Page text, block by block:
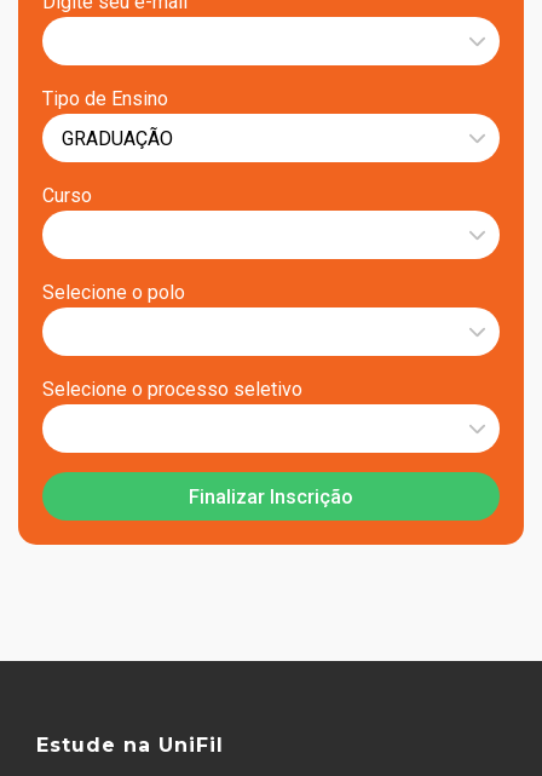
Tipo de Ensino
Curso
Selecione o polo
Selecione o processo seletivo
Estude na UniFil